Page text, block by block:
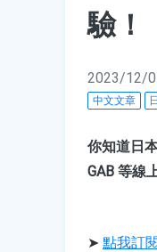
驗！
2023/12/
中文文章
你知道日
GAB 等線
➤ 點我訂